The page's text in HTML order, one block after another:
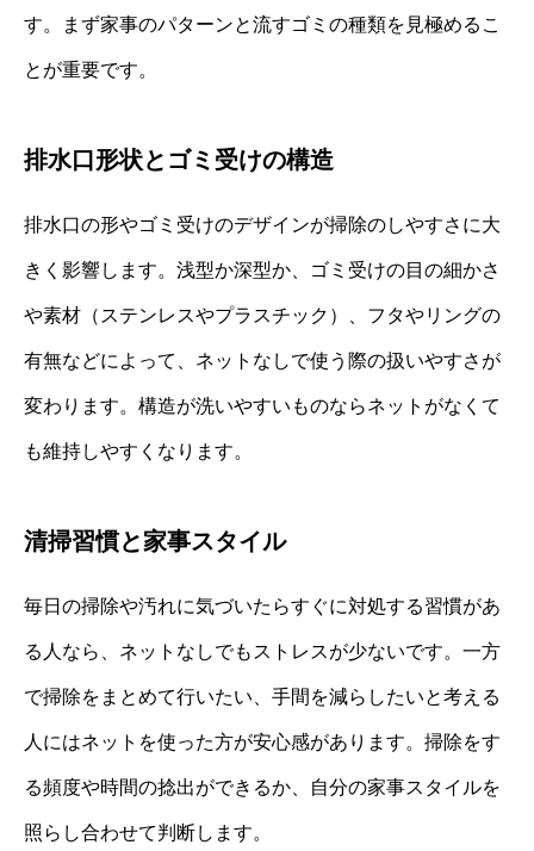
す。まず家事のパターンと流すゴミの種類を見極めるこ
とが重要です。
排水口形状とゴミ受けの構造
排水口の形やゴミ受けのデザインが掃除のしやすさに大
きく影響します。浅型か深型か、ゴミ受けの目の細かさ
や素材（ステンレスやプラスチック）、フタやリングの
有無などによって、ネットなしで使う際の扱いやすさが
変わります。構造が洗いやすいものならネットがなくて
も維持しやすくなります。
清掃習慣と家事スタイル
毎日の掃除や汚れに気づいたらすぐに対処する習慣があ
る人なら、ネットなしでもストレスが少ないです。一方
で掃除をまとめて行いたい、手間を減らしたいと考える
人にはネットを使った方が安心感があります。掃除をす
る頻度や時間の捻出ができるか、自分の家事スタイルを
照らし合わせて判断します。